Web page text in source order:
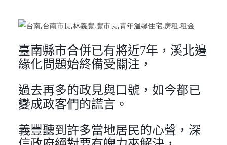
臺南縣市合併已有將近7年，溪北邊
緣化問題始終備受關注，
過去再多的政見與口號，如今都已
變成政客們的謊言。
義豐聽到許多當地居民的心聲，深